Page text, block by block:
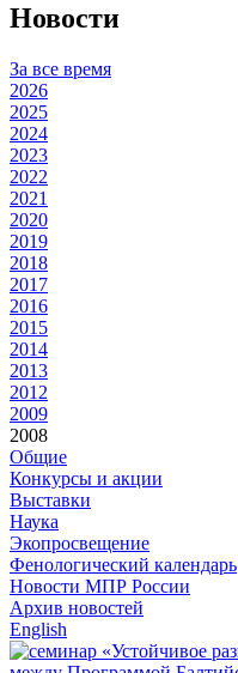
Новости
За все время
2026
2025
2024
2023
2022
2021
2020
2019
2018
2017
2016
2015
2014
2013
2012
2009
2008
Общие
Конкурсы и акции
Выставки
Наука
Экопросвещение
Фенологический календарь
Новости МПР России
Архив новостей
English